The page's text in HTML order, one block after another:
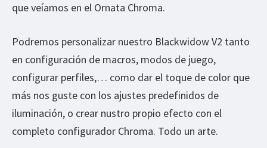
que veíamos en el Ornata Chroma.
Podremos personalizar nuestro Blackwidow V2 tanto
en configuración de macros, modos de juego,
configurar perfiles,… como dar el toque de color que
más nos guste con los ajustes predefinidos de
iluminación, o crear nustro propio efecto con el
completo configurador Chroma. Todo un arte.